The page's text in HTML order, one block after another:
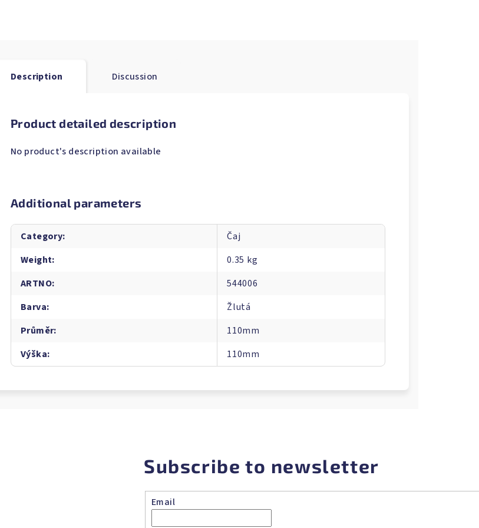
Description Discussion
Product detailed description
No product's description available
Additional parameters
Category:
Čaj
Weight:
0.35 kg
ARTNO:
544006
Barva:
Žlutá
Průměr:
110mm
Výška: 110mm
Subscribe to newsletter
Email